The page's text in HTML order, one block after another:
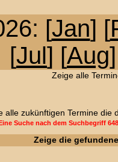
[Jan] [
[Jul] [Aug
Zeige alle
alle zukünftigen Termine
Suche nach dem Suchbegriff
Zeige die